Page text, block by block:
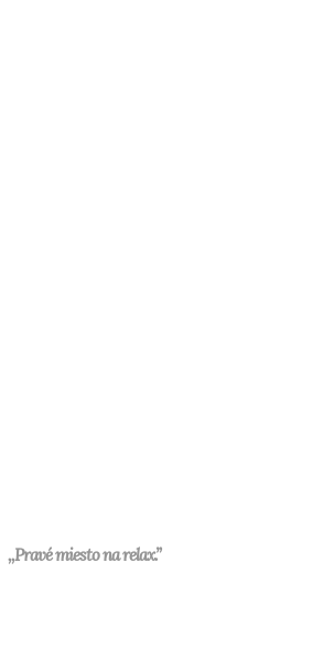
,,Pravé miesto na relax.”